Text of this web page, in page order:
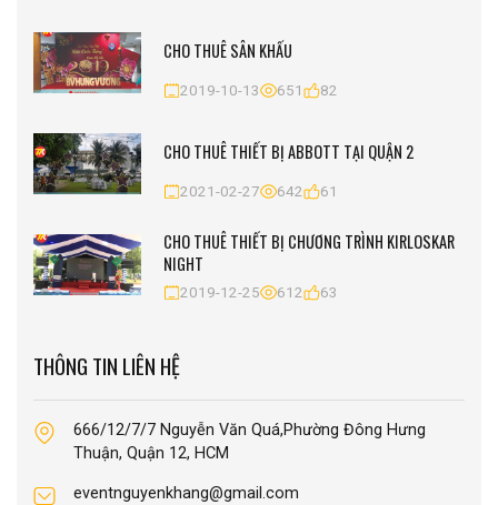
CHO THUÊ SÂN KHẤU
2019-10-13 651 82
CHO THUÊ THIẾT BỊ ABBOTT TẠI QUẬN 2
2021-02-27 642 61
CHO THUÊ THIẾT BỊ CHƯƠNG TRÌNH KIRLOSKAR
NIGHT
2019-12-25 612 63
THÔNG TIN LIÊN HỆ
666/12/7/7 Nguyễn Văn Quá,Phường Đông Hưng
Thuận, Quận 12, HCM
eventnguyenkhang@gmail.com